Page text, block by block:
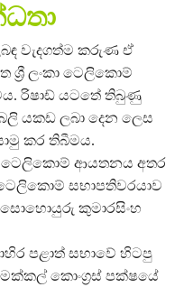
වැදගත්ම කරුණ ඒ
ලංකා ටෙලිකොම්
රිෂාඩ් යටතේ තිබුණු
යකඩ ලබා දෙන ලෙස
කර තිබීමය.
ටෙලිකොම් ආයතනය අතර
සභාපතිවරයාව
කුමාරසිංහ
පළාත් සභාවේ හිටපු
කොංග්‍රස් පක්ෂයේ